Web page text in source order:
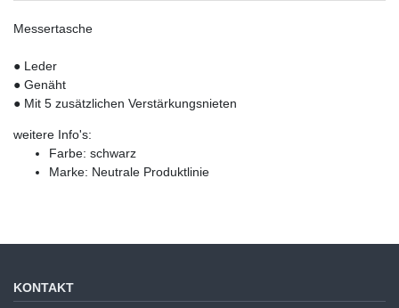
Messertasche
● Leder
● Genäht
● Mit 5 zusätzlichen Verstärkungsnieten
weitere Info's:
Farbe: schwarz
Marke: Neutrale Produktlinie
KONTAKT